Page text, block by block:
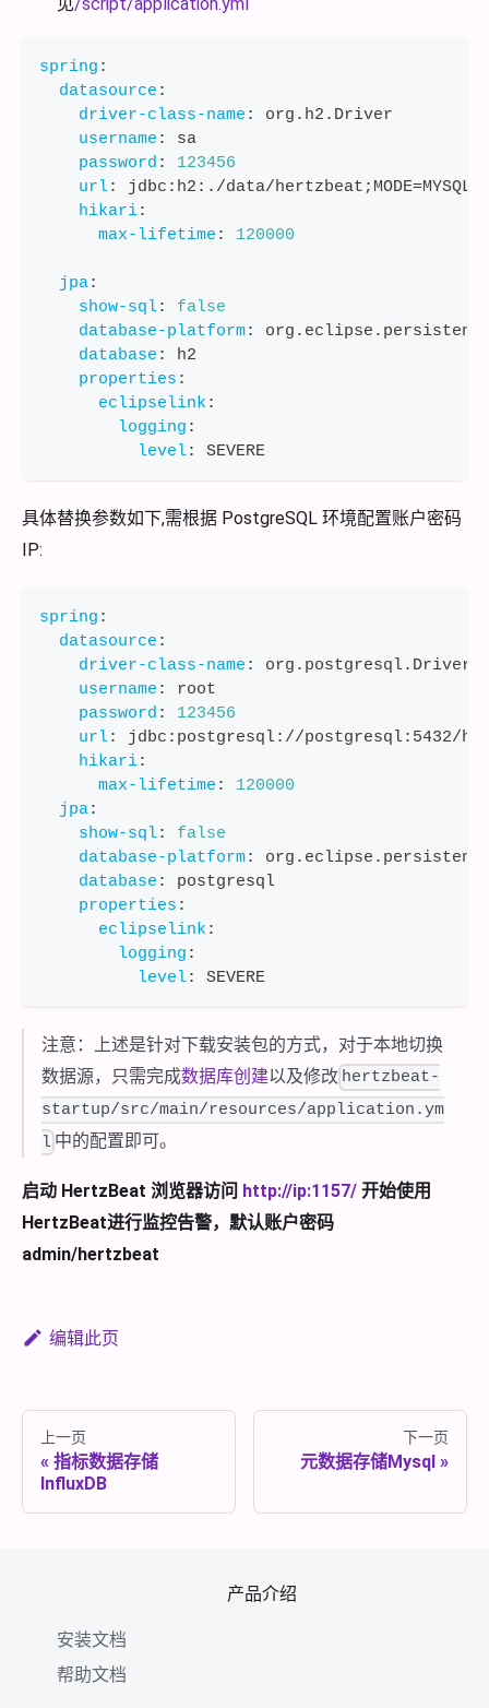
spring :
datasource :
driver-class-name :
org.h2.Driver
username :
sa
password :
123456
url: jdbc : h2 : ./data/hertzbeat;MODE=MYSQL
hikari:
max-lifetime : 120000
jpa:
show-sql:
false
database-platform:
database :
h2
properties :
eclipselink :
logging :
level: SEVERE
具体替换参数如下,需根据 PostgreSQL 环境配置账户密码
IP:
spring :
datasource :
driver-class-name :
org.postgresql.Driver
username :
root
password :
123456
url: jdbc : postgresql: //postgresql: 5432/
hikari:
max-lifetime :
120000
jpa:
show-sql:
false
database-platform:
database :
postgresql
properties :
eclipselink :
logging :
level: SEVERE
注意：上述是针对下载安装包的方式，对于本地切换
数据源，只需完成数据库创建以及修改 hertzbeat-
startup/src/main/resources/application.ym
l 中的配置即可。
启动 HertzBeat 浏览器访问 http://ip:1157/ 开始使用
HertzBeat进行监控告警，默认账户密码
admin/hertzbeat
编辑此页
上一页
指标数据存储
InfluxDB
下一页
元数据存储Mysql
产品介绍
安装文档
帮助文档